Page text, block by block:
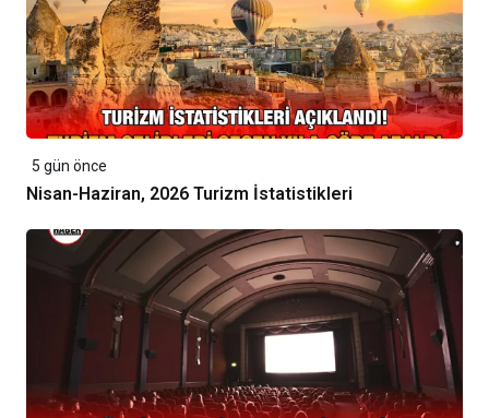
5 gün önce
Nisan-Haziran, 2026 Turizm İstatistikleri